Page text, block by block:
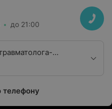
до 21:00
телефону